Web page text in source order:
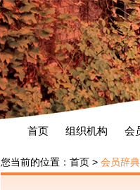
首页 组织机构 会
您当前的位置： 首页 > 会员辞典